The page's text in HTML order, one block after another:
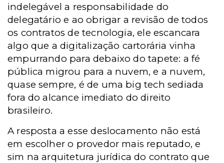
indelegável a responsabilidade do
delegatário e ao obrigar a revisão de todos
os contratos de tecnologia, ele escancara
algo que a digitalização cartorária vinha
empurrando para debaixo do tapete: a fé
pública migrou para a nuvem, e a nuvem,
quase sempre, é de uma big tech sediada
fora do alcance imediato do direito
brasileiro.
A resposta a esse deslocamento não está
em escolher o provedor mais reputado, e
sim na arquitetura jurídica do contrato que